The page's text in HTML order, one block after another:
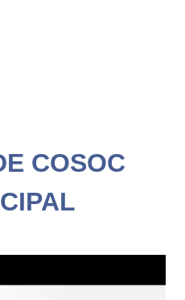
COSOC